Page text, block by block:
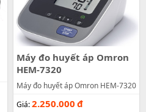
Máy đo huyết áp Omron
HEM-7320
Máy đo huyết áp Omron HEM-7320
Giá:2.250.000 đ